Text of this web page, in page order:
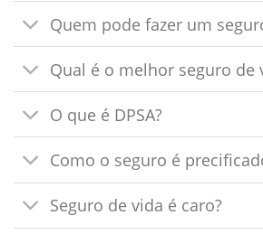
Quem pode fazer um
Qual é o melhor seguro de
O que é DPSA?
Como o seguro é
Seguro de vida é caro?